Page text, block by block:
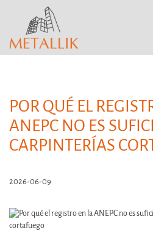
POR QUÉ EL
ANEPC NO ES
CARPINTERÍAS
2026-06-09